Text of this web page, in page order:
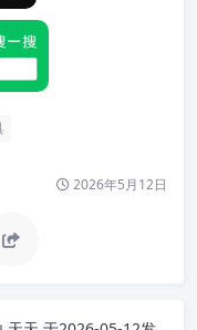
助手